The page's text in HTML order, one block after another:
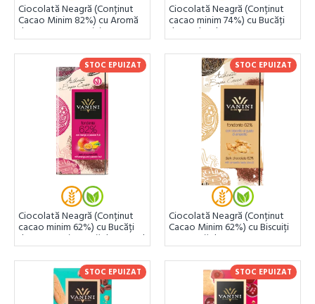
Ciocolată Neagră (Conținut
Cacao Minim 82%) cu Aromă
de Rom 100g Vanini
Ciocolată Neagră (Conținut
cacao minim 74%) cu Bucăți
de Boabe de Cacao 100g
Vanini
STOC EPUIZAT
Ciocolată Neagră (Conținut
cacao minim 62%) cu Bucăți
de Mango și Aromă de Fructul
Pasiunii 100g Vanini
STOC EPUIZAT
Ciocolată Neagră (Conținut
Cacao Minim 62%) cu Biscuiți
cu Aromă de Amaretto 100g
Vanini
STOC EPUIZAT STOC EPUIZAT